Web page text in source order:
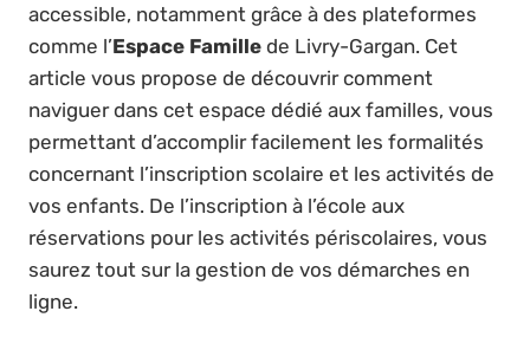
accessible, notamment grâce à des plateformes
comme l’Espace Famille de Livry-Gargan. Cet
article vous propose de découvrir comment
naviguer dans cet espace dédié aux familles, vous
permettant d’accomplir facilement les formalités
concernant l’inscription scolaire et les activités de
vos enfants. De l’inscription à l’école aux
réservations pour les activités périscolaires, vous
saurez tout sur la gestion de vos démarches en
ligne.